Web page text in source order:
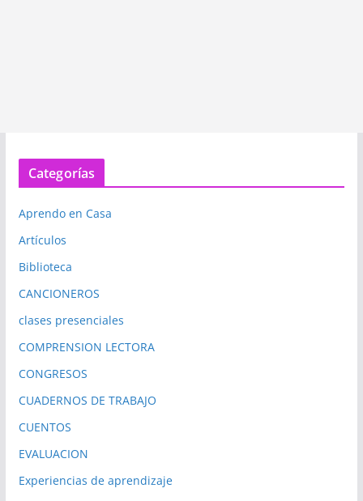
Categorías
Aprendo en Casa
Artículos
Biblioteca
CANCIONEROS
clases presenciales
COMPRENSION LECTORA
CONGRESOS
CUADERNOS DE TRABAJO
CUENTOS
EVALUACION
Experiencias de aprendizaje